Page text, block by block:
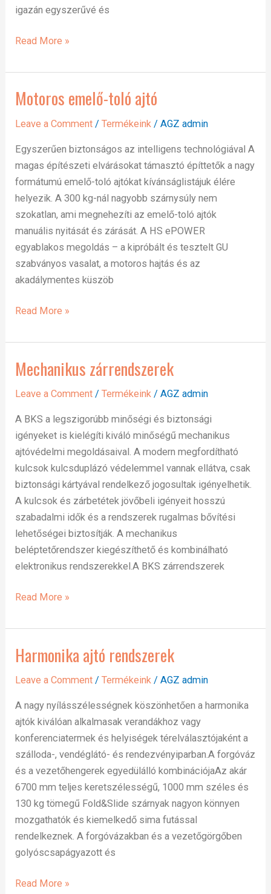
igazán egyszerűvé és
Read More »
Motoros emelő-toló ajtó
Leave a Comment /Termékeink /AGZ admin
Egyszerűen biztonságos az intelligens technológiával A
magas építészeti elvárásokat támasztó építtetők a nagy
formátumú emelő-toló ajtókat kívánságlistájuk élére
helyezik. A 300 kg-nál nagyobb szárnysúly nem
szokatlan, ami megnehezíti az emelő-toló ajtók
manuális nyitását és zárását. A HS ePOWER
egyablakos megoldás – a kipróbált és tesztelt GU
szabványos vasalat, a motoros hajtás és az
akadálymentes küszöb
Motoros
toló
ajtó
Read More »
Mechanikus zárrendszerek
Leave a Comment /Termékeink /AGZ admin
A BKS a legszigorúbb minőségi és biztonsági
igényeket is kielégíti kiváló minőségű mechanikus
ajtóvédelmi megoldásaival. A modern megfordítható
kulcsok kulcsduplázó védelemmel vannak ellátva, csak
biztonsági kártyával rendelkező jogosultak igényelhetik.
A kulcsok és zárbetétek jövőbeli igényeit hosszú
szabadalmi idők és a rendszerek rugalmas bővítési
lehetőségei biztosítják. A mechanikus
beléptetőrendszer kiegészíthető és kombinálható
elektronikus rendszerekkel.A BKS zárrendszerek
Mechanikus
Read More »
Harmonika ajtó rendszerek
Leave a Comment /Termékeink /AGZ admin
A nagy nyílásszélességnek köszönhetően a harmonika
ajtók kiválóan alkalmasak verandákhoz vagy
konferenciatermek és helyiségek térelválasztójaként a
szálloda-, vendéglátó- és rendezvényiparban.A forgóváz
és a vezetőhengerek egyedülálló kombinációjaAz akár
6700 mm teljes keretszélességű, 1000 mm széles és
130 kg tömegű Fold&Slide szárnyak nagyon könnyen
mozgathatók és kiemelkedő sima futással
rendelkeznek. A forgóvázakban és a vezetőgörgőben
golyóscsapágyazott és
Harmonika
rendszerek
Read More »